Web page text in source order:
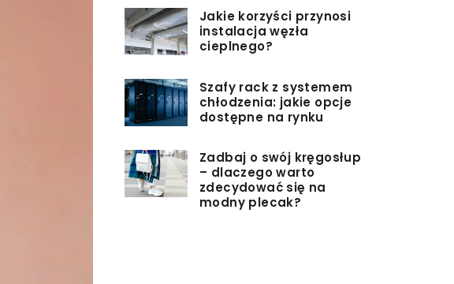
Jakie korzyści przynosi
instalacja węzła
cieplnego?
Szafy rack z systemem
chłodzenia: jakie opcje
dostępne na rynku
Zadbaj o swój kręgosłup
– dlaczego warto
zdecydować się na
modny plecak?